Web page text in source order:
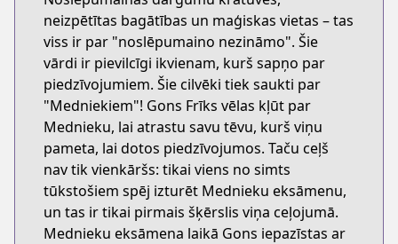
neizpētītas bagātības un maģiskas vietas – tas
viss ir par "noslēpumaino nezināmo". Šie
vārdi ir pievilcīgi ikvienam, kurš sapņo par
piedzīvojumiem. Šie cilvēki tiek saukti par
"Medniekiem"! Gons Frīks vēlas kļūt par
Mednieku, lai atrastu savu tēvu, kurš viņu
pameta, lai dotos piedzīvojumos. Taču ceļš
nav tik vienkāršs: tikai viens no simts
tūkstošiem spēj izturēt Mednieku eksāmenu,
un tas ir tikai pirmais šķērslis viņa ceļojumā.
Mednieku eksāmena laikā Gons iepazīstas ar